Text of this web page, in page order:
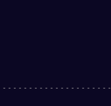
- - - - - - - - - - - - - - - - - - - - -